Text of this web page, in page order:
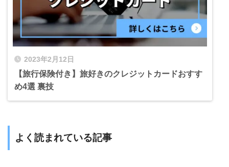
2023年2月12日
【旅行保険付き】旅好きのクレジットカードおすす
め4選 裏技
よく読まれている記事